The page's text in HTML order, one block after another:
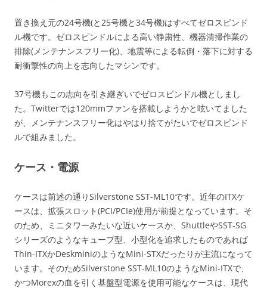
置き換え元の24号機(と25号機と34号機)はすべてゼロスピンド
ル機です。ゼロスピンドルによる高い静粛性、機器清掃作業の
排除(メンテナンスフリー化)、地震等による転倒・落下に対する
耐衝撃性の向上を志向したマシンです。
37号機もこの志向を引き継ぎいでゼロスピンドル機としまし
た。Twitterでは120mmファンを搭載しようかと呟いてました
が、メンテナンスフリー化はやはり捨てがたいでゼロスピンド
ルで組みました。
ケース・電源
ケースは前述の通りSilverstone SST-ML10です。近年のITXケ
ースは、拡張スロット(PCI/PCIe)使用が前提となっています。そ
のため、ミニタワーみたいな近いケースか、ShuttleやSST-SG
シリーズのようなキューブ型、小型化を追求したものであれば
Thin-ITXかDeskminiのようなMini-STXだったりが主流になって
います。そのためSilverstone SST-ML10のようなMini-ITXで、
かつMorexの血を引く基盤型電源を使用可能なケースは、現代